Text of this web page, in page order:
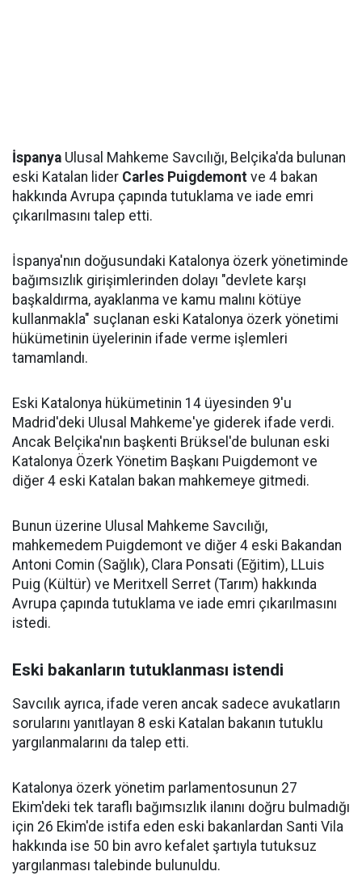
İspanya Ulusal Mahkeme Savcılığı, Belçika'da bulunan
eski Katalan lider Carles Puigdemont ve 4 bakan
hakkında Avrupa çapında tutuklama ve iade emri
çıkarılmasını talep etti.
İspanya'nın doğusundaki Katalonya özerk yönetiminde
bağımsızlık girişimlerinden dolayı "devlete karşı
başkaldırma, ayaklanma ve kamu malını kötüye
kullanmakla" suçlanan eski Katalonya özerk yönetimi
hükümetinin üyelerinin ifade verme işlemleri
tamamlandı.
Eski Katalonya hükümetinin 14 üyesinden 9'u
Madrid'deki Ulusal Mahkeme'ye giderek ifade verdi.
Ancak Belçika'nın başkenti Brüksel'de bulunan eski
Katalonya Özerk Yönetim Başkanı Puigdemont ve
diğer 4 eski Katalan bakan mahkemeye gitmedi.
Bunun üzerine Ulusal Mahkeme Savcılığı,
mahkemedem Puigdemont ve diğer 4 eski Bakandan
Antoni Comin (Sağlık), Clara Ponsati (Eğitim), LLuis
Puig (Kültür) ve Meritxell Serret (Tarım) hakkında
Avrupa çapında tutuklama ve iade emri çıkarılmasını
istedi.
Eski bakanların tutuklanması istendi
Savcılık ayrıca, ifade veren ancak sadece avukatların
sorularını yanıtlayan 8 eski Katalan bakanın tutuklu
yargılanmalarını da talep etti.
Katalonya özerk yönetim parlamentosunun 27
Ekim'deki tek taraflı bağımsızlık ilanını doğru bulmadığı
için 26 Ekim'de istifa eden eski bakanlardan Santi Vila
hakkında ise 50 bin avro kefalet şartıyla tutuksuz
yargılanması talebinde bulunuldu.